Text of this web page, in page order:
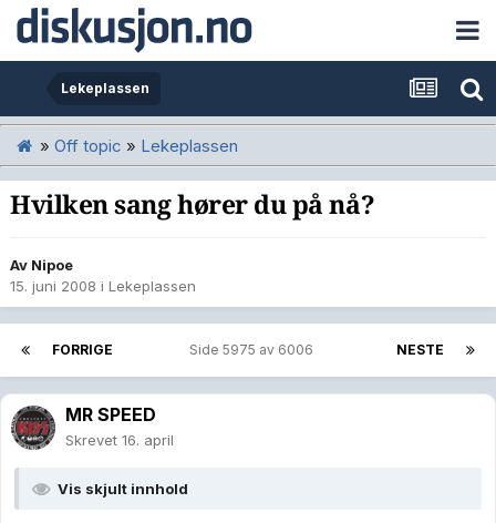
Lekeplassen
» Off topic » Lekeplassen
Hvilken sang hører du på nå?
Av Nipoe
15. juni 2008 i Lekeplassen
FORRIGE NESTE
Side 5975 av 6006
MR SPEED
Skrevet 16. april
Vis skjult innhold